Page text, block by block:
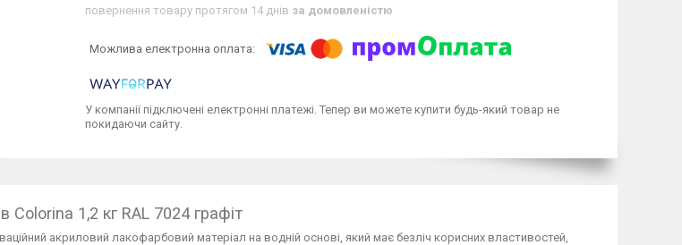
повернення товару протягом 14 днів за домовленістю
У компанії підключені електронні платежі. Тепер ви можете купити будь-який товар не
покидаючи сайту.
Colorina 1,2 кг RAL 7024 графіт
акриловий лакофарбовий матеріал на водній основі, який має безліч корисних властивостей,